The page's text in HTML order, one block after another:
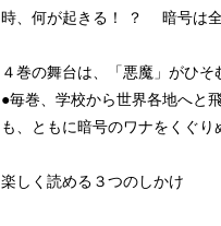
時、何が起きる！ ？ 暗号は全
４巻の舞台は、「悪魔」がひそ
●毎巻、学校から世界各地へ
も、ともに暗号のワナをくぐり
楽しく読める３つのしかけ